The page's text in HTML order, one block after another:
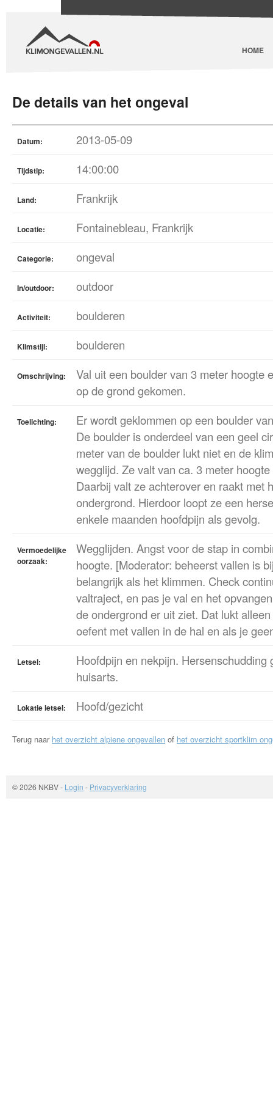
HOME
De details van het ongeval
Datum: 2013-05-09
Tijdstip: 14:00:00
Land: Frankrijk
Locatie: Fontainebleau, Frankrijk
Categorie: ongeval
In/outdoor: outdoor
Activiteit: boulderen
Klimstijl: boulderen
Omschrijving:
Val uit een boulder van 3 meter hoogte
op de grond gekomen.
Toelichting:
Er wordt geklommen op een boulder
De boulder is onderdeel van een geel
meter van de boulder lukt niet en de
wegglijd. Ze valt van ca. 3 meter
Daarbij valt ze achterover en raakt met
ondergrond. Hierdoor loopt ze een
enkele maanden hoofdpijn als gevolg.
Vermoedelijke
oorzaak:
Wegglijden. Angst voor de stap in
hoogte. [Moderator: beheerst vallen is
belangrijk als het klimmen. Check
valtraject, en pas je val en het
de ondergrond er uit ziet. Dat lukt
oefent met vallen in de hal en als je
Letsel:
Hoofdpijn en nekpijn. Hersenschudding
huisarts.
Lokatie letsel: Hoofd/gezicht
Terug naar het overzicht alpiene ongevallen of het overzicht sportklim
© 2026 NKBV- Login - Privacyverklaring